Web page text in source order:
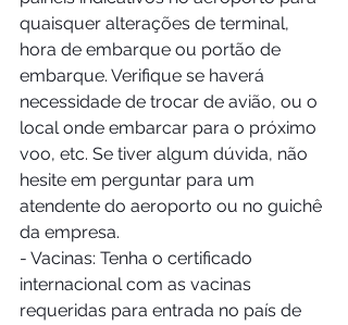
quaisquer alterações de terminal,
hora de embarque ou portão de
embarque. Verifique se haverá
necessidade de trocar de avião, ou o
local onde embarcar para o próximo
voo, etc. Se tiver algum dúvida, não
hesite em perguntar para um
atendente do aeroporto ou no guichê
da empresa.
- Vacinas: Tenha o certificado
internacional com as vacinas
requeridas para entrada no país de